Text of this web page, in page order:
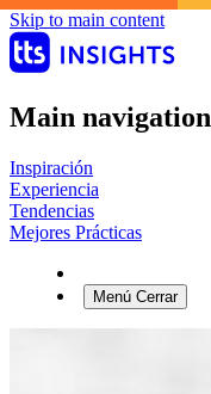
Skip to main content
Main navigation
Inspiración
Experiencia
Tendencias
Mejores Prácticas
Menú Cerrar